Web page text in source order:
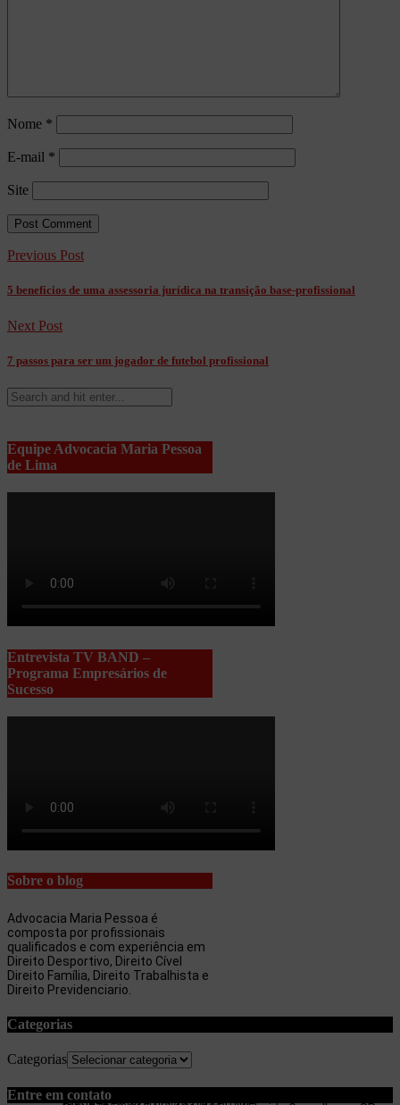
Nome *
E-mail *
Site
Previous Post
5 benefícios de uma assessoria jurídica na transição base-profissional
Next Post
7 passos para ser um jogador de futebol profissional
Equipe Advocacia Maria Pessoa
de Lima
Entrevista TV BAND –
Programa Empresários de
Sucesso
Sobre o blog
Advocacia Maria Pessoa é
composta por profissionais
qualificados e com experiência em
Direito Desportivo, Direito Cível
Direito Família, Direito Trabalhista e
Direito Previdenciario.
Categorias
Categorias
Entre em contato